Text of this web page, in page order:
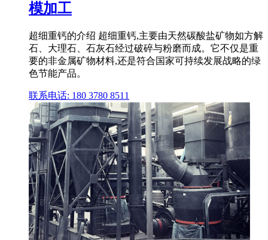
模加工
超细重钙的介绍 超细重钙,主要由天然碳酸盐矿物如方解
石、大理石、石灰石经过破碎与粉磨而成。它不仅是重
要的非金属矿物材料,还是符合国家可持续发展战略的绿
色节能产品。
联系电话: 180 3780 8511